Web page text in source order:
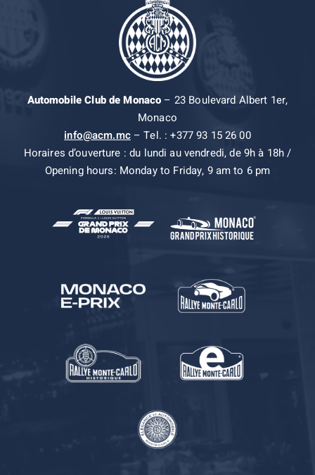
Automobile Club de Monaco– 23 Boulevard Albert 1er,
Monaco
info@acm.mc– Tel. : +377 93 15 26 00
Horaires d’ouverture : du lundi au vendredi, de 9h à 18h /
Opening hours: Monday to Friday, 9 am to 6 pm